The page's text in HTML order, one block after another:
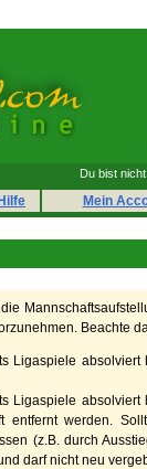
Du bist nicht
Hilfe Mein
Beachte
Ligaspiele absolviert
Ligaspiele absolviert
entfernt werden.
(z.B. durch
darf nicht neu